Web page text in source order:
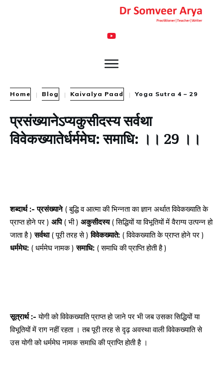
Home | Blog | Kaivalya Paad | Yoga Sutra 4 – 29
प्रसंख्यानेऽप्यकुसीदस्य सर्वथा
विवेकख्यातेर्धर्ममेघ: समाधि: ।। 29 ।।
शब्दार्थ :- प्रसंख्याने ( बुद्धि व आत्मा की भिन्नता का ज्ञान अर्थात विवेकख्याति के
प्राप्त होने पर ) अपि ( भी ) अकुसीदस्य( सिद्धियों या विभूतियों में वैराग्य उत्पन्न हो
जाता है )सर्वथा( पूरी तरह से )विवेकख्याते: ( विवेकख्याति के प्राप्त होने पर )
धर्ममेघ: ( धर्ममेघ नामक )समाधि: ( समाधि की प्राप्ति होती है )
सूत्रार्थ :-योगी को विवेकख्याति प्राप्त हो जाने पर भी जब उसका सिद्धियों या
विभूतियों में राग नहीं रहता । तब पूरी तरह से दृढ़ अवस्था वाली विवेकख्याति से
उस योगी को धर्ममेघ नामक समाधि की प्राप्ति होती है ।